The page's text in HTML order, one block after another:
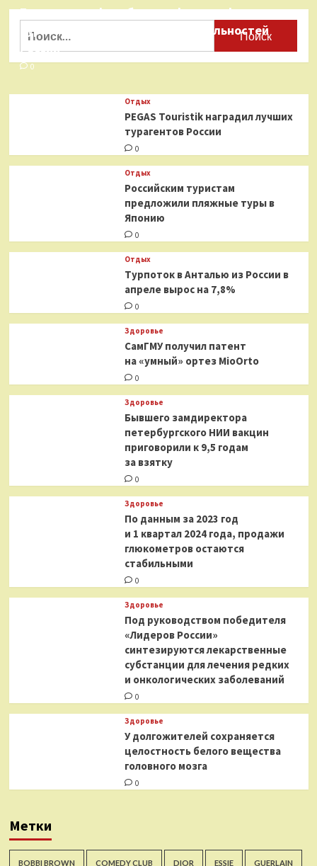
Бесплатные фотобанки с фотографиями
туристических достопримечательностей
России
0
Отдых
PEGAS Touristik наградил лучших
турагентов России
0
Отдых
Российским туристам
предложили пляжные туры в
Японию
0
Отдых
Турпоток в Анталью из России в
апреле вырос на 7,8%
0
Здоровье
СамГМУ получил патент
на «умный» ортез MioOrto
0
Здоровье
Бывшего замдиректора
петербургского НИИ вакцин
приговорили к 9,5 годам
за взятку
0
Здоровье
По данным за 2023 год
и 1 квартал 2024 года, продажи
глюкометров остаются
стабильными
0
Здоровье
Под руководством победителя
«Лидеров России»
синтезируются лекарственные
субстанции для лечения редких
и онкологических заболеваний
0
Здоровье
У долгожителей сохраняется
целостность белого вещества
головного мозга
0
Метки
BOBBI BROWN COMEDY CLUB DIOR ESSIE GUERLAIN